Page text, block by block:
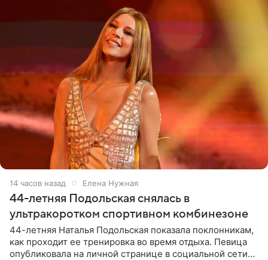
14 часов назад Елена Нужная
44-летняя Подольская снялась в
ультракоротком спортивном комбинезоне
44-летняя Наталья Подольская показала поклонникам,
как проходит ее тренировка во время отдыха. Певица
опубликовала на личной странице в социальной сети